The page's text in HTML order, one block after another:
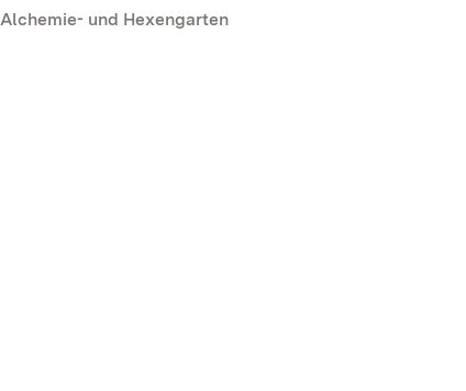
Alchemie- und Hexengarten